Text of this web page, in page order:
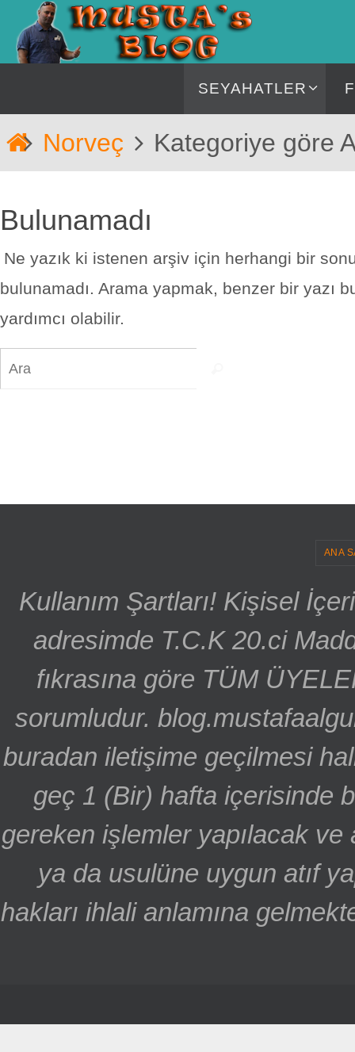
İçeriğe
geç
SEYAHATLER
Norveç Kategoriye göre
Bulunamadı
Ne yazık ki istenen arşiv için herhangi bir
bulunamadı. Arama yapmak, benzer bir yazı
yardımcı olabilir.
ANA
Kullanım Şartları! Kişisel
adresimde T.C.K 20.ci
fıkrasına göre TÜM
sorumludur.
buradan iletişime geçilmesi
geç 1 (Bir) hafta içerisinde
gereken işlemler yapılacak ve
ya da usulüne uygun atıf
hakları ihlali anlamına